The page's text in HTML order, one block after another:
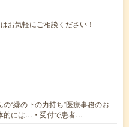
気軽にご相談ください！
“縁の下の力持ち”医療事務のお
的には…・受付で患者…